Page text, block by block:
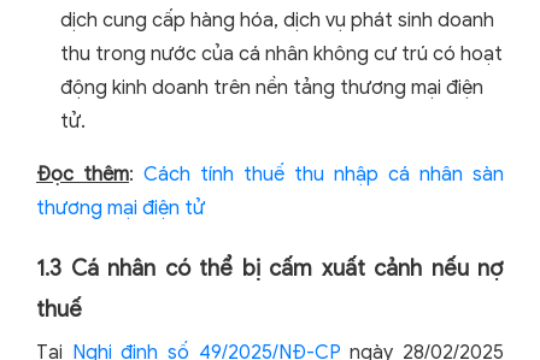
dịch cung cấp hàng hóa, dịch vụ phát sinh doanh
thu trong nước của cá nhân không cư trú có hoạt
động kinh doanh trên nền tảng thương mại điện
tử.
Đọc thêm: Cách tính thuế thu nhập cá nhân sàn
thương mại điện tử
1.3 Cá nhân có thể bị cấm xuất cảnh nếu nợ
thuế
Tại Nghị định số 49/2025/NĐ-CP ngày 28/02/2025